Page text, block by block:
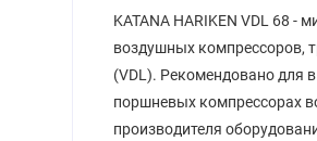
KATANA HARIKEN VDL 68 -
воздушных компрессоров,
(VDL). Рекомендовано для
поршневых компрессорах
производителя